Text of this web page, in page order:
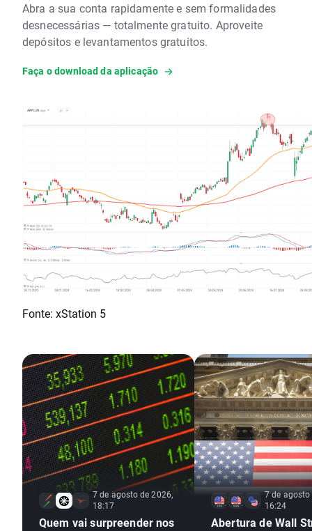
Abra a sua conta rapidamente e sem formalidades
desnecessárias — totalmente gratuito. Aproveite
depósitos e levantamentos gratuitos.
Faça o download da aplicação
Fonte: xStation 5
7 de agosto de 2026,
18:17
Quem vai surpreender nos
7 de agosto
16:24
Abertura de Wall